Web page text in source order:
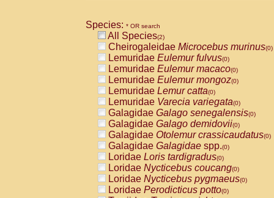
CebidaeCebus capucinus
CebidaeCebus nigrivittatus
CebidaeCebus spp.(0)
CebidaeSaimiri boliviensis(0)
CebidaeSaimiri sciureus(0)
AtelidaeAlouatta caraya(0)
AtelidaeAlouatta fusca(0)
AtelidaeAlouatta seniculus(0)
AtelidaeAlouattaspp.(0)
AtelidaeAteles belzebuth(0)
AtelidaeAteles geoffroyi(0)
AtelidaeAteles paniscus(0)
AtelidaeAtelesspp.(0)
AtelidaeLagothrix lagothricha(0)
AtelidaeLagothrix lagothricha cana
PitheciidaeCacajao calvus
Species: * OR search
All Species(2)
Cheirogaleidae Microcebus murinus(0)
Lemuridae Eulemur fulvus(0)
Lemuridae Eulemur macaco(0)
Lemuridae Eulemur mongoz(0)
Lemuridae Lemur catta(0)
Lemuridae Varecia variegata(0)
Galagidae Galago senegalensis(0)
Galagidae Galago demidovii(0)
Galagidae Otolemur crassicaudatus(0)
Galagidae Galagidae spp.(0)
Loridae Loris tardigradus(0)
Loridae Nycticebus coucang(0)
Loridae Nycticebus pygmaeus(0)
Loridae Perodicticus potto(0)